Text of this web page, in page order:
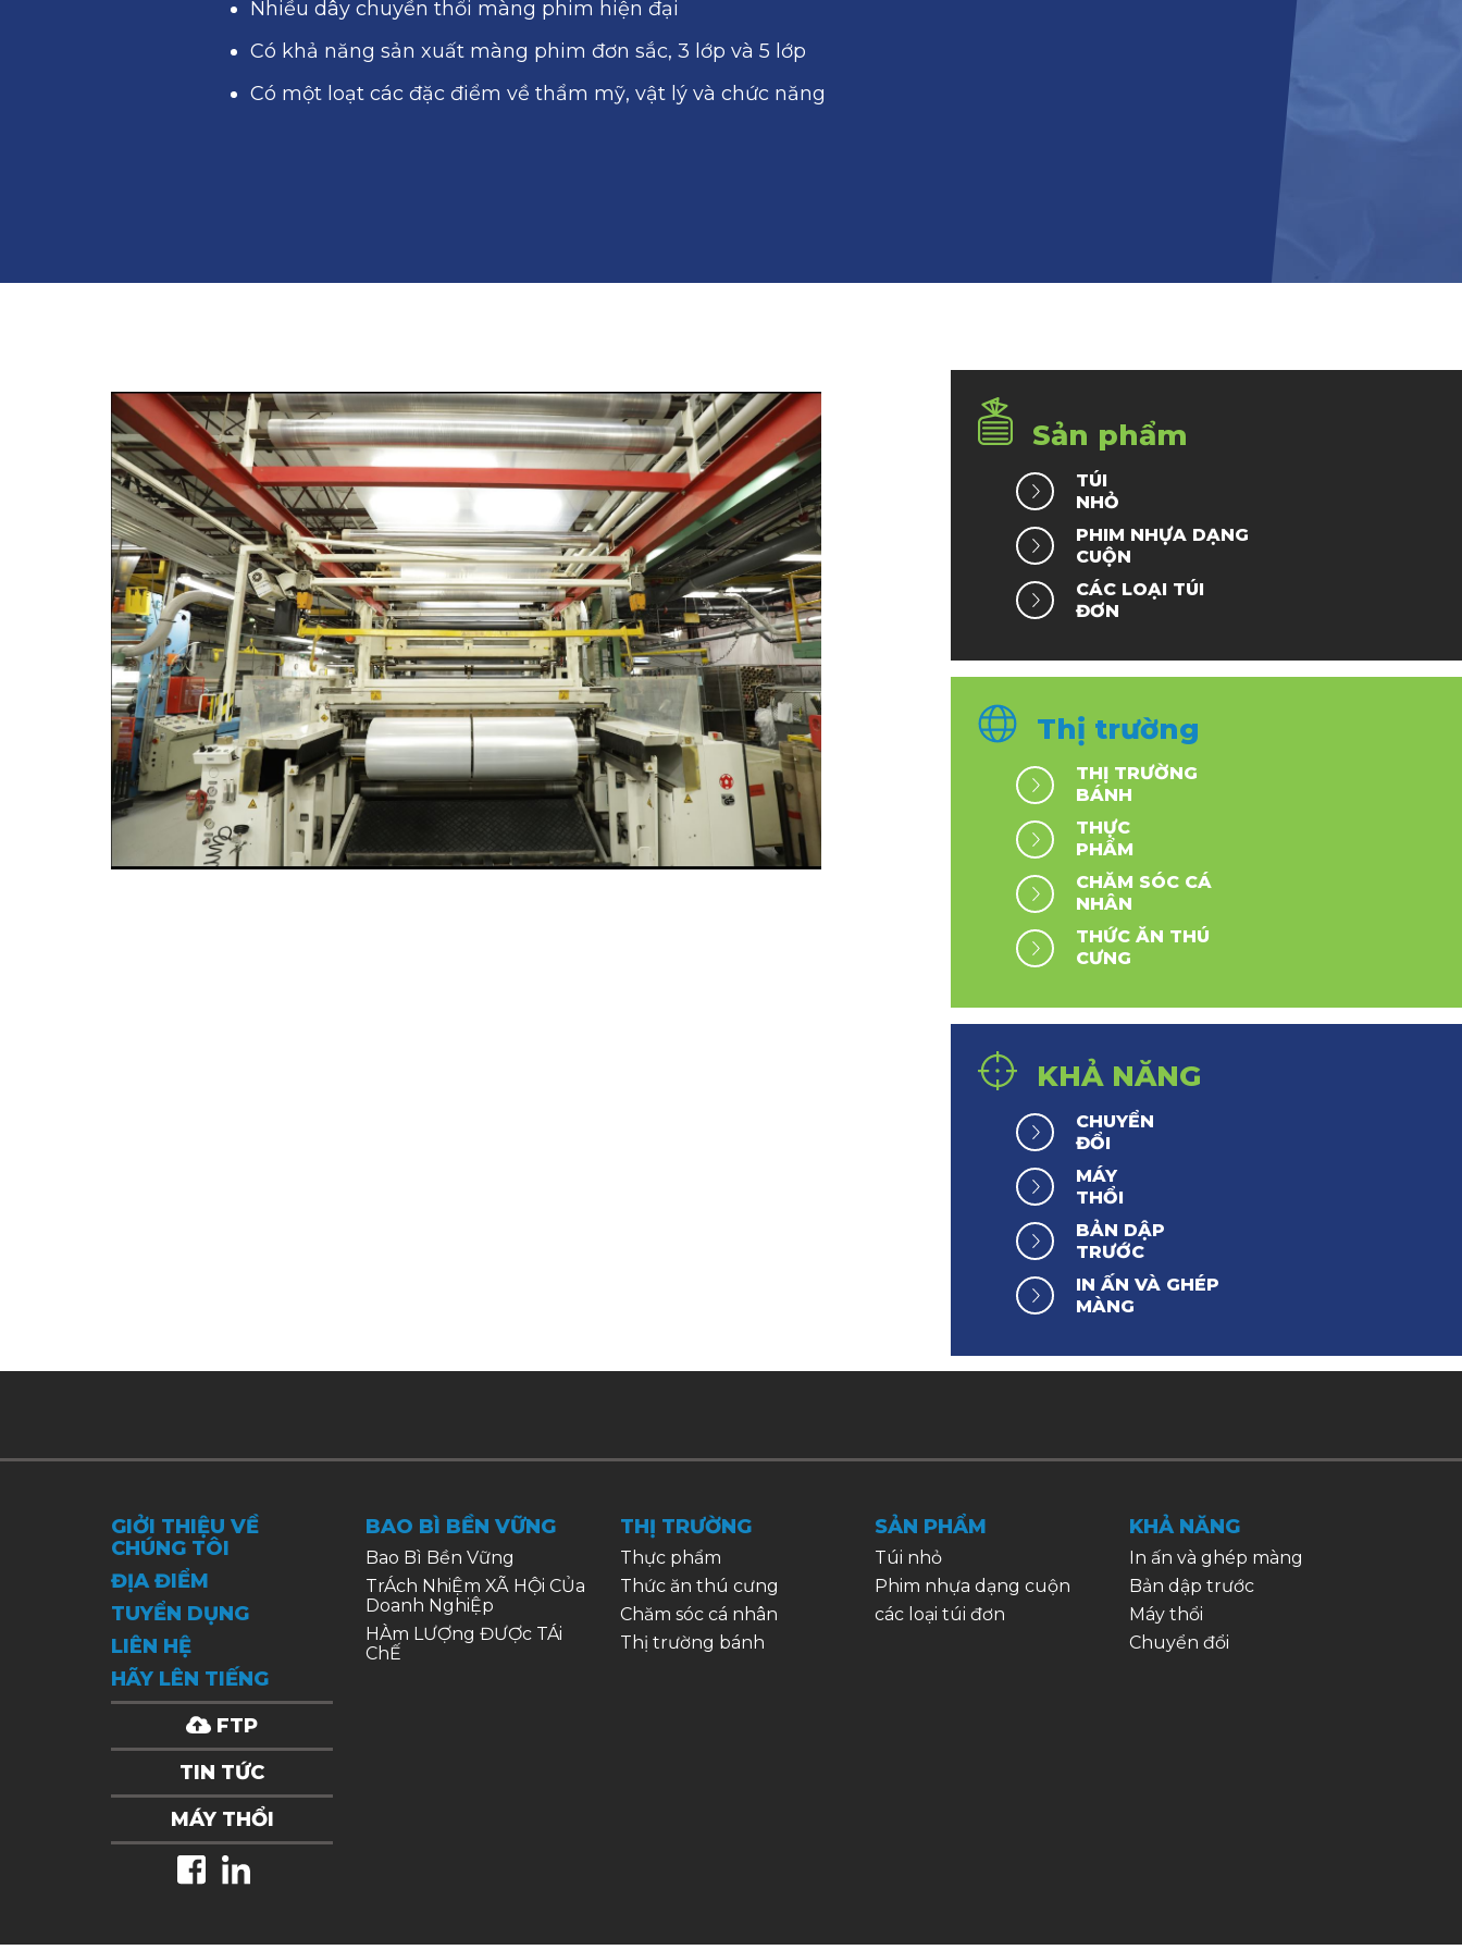
Nhiều dây chuyền thổi màng phim hiện đại
Có khả năng sản xuất màng phim đơn sắc, 3 lớp và 5 lớp
Có một loạt các đặc điểm về thẩm mỹ, vật lý và chức năng
Sản phẩm
TÚI
NHỎ
PHIM NHỰA DẠNG
CUỘN
CÁC LOẠI TÚI
ĐƠN
Thị trường
THỊ TRƯỜNG
BÁNH
THỰC
PHẨM
CHĂM SÓC CÁ
NHÂN
THỨC ĂN THÚ
CƯNG
KHẢ NĂNG
CHUYỂN
ĐỔI
MÁY
THỔI
BẢN DẬP
TRƯỚC
IN ẤN VÀ GHÉP
MÀNG
GIỞI THIỆU VỀ
CHÚNG TÔI
ĐỊA ĐIỂM
TUYỂN DỤNG
LIÊN HỆ
HÃY LÊN TIẾNG
BAO BÌ BỀN VỮNG
Bao Bì Bền Vững
TrÁch NhiỆm XÃ HỘi CỦa
Doanh NghiỆp
HÀm LƯỢng ĐƯỢc TÁi
ChẾ
THỊ TRƯỜNG
Thực phẩm
Thức ăn thú cưng
Chăm sóc cá nhân
Thị trường bánh
SẢN PHẨM
Túi nhỏ
Phim nhựa dạng cuộn
các loại túi đơn
KHẢ NĂNG
In ấn và ghép màng
Bản dập trước
Máy thổi
Chuyển đổi
FTP
TIN TỨC
MÁY THỔI